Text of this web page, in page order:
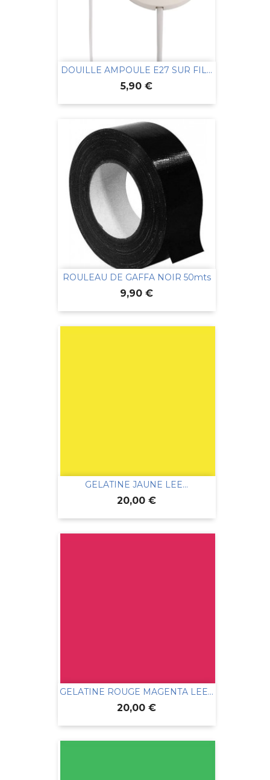
DOUILLE AMPOULE E27 SUR FIL...
Prix
5,90 €
ROULEAU DE GAFFA NOIR 50mts
Prix
9,90 €
GELATINE JAUNE LEE...
Prix
20,00 €
GELATINE ROUGE MAGENTA LEE...
Prix
20,00 €